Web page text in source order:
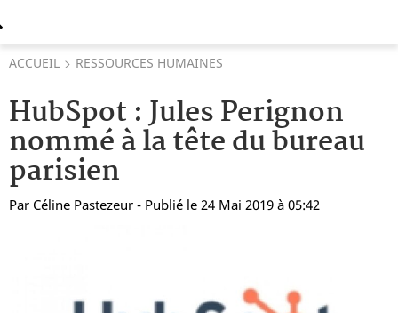
ACCUEIL RESSOURCES HUMAINES
HubSpot : Jules Perignon
nommé à la tête du bureau
parisien
Par Céline Pastezeur - Publié le 24 Mai 2019 à 05:42